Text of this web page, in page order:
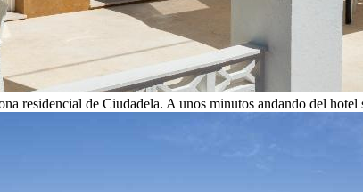
residencial de Ciudadela. A unos minutos andando del